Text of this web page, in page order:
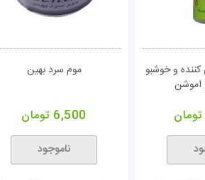
و خوشبو
اموشن
تومان
موم سرد بهین
6,500 تومان
ناموجود